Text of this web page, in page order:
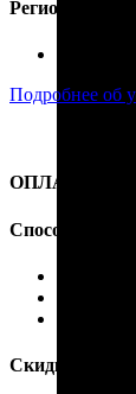
Регионы
Россия,
Подробнее об
ОПЛАТА
Способы
Карты
Скидки: